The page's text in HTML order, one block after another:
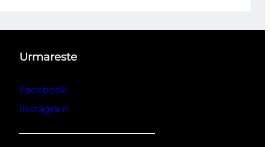
Urmareste
Facebook
Instagram